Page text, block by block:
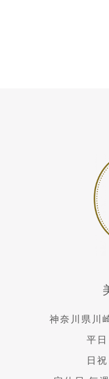
神奈川県川
平
日